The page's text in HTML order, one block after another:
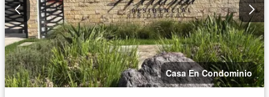
Casa En Condominio